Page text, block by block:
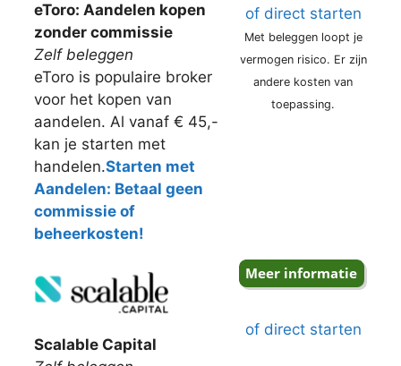
eToro: Aandelen kopen
zonder commissie
Zelf beleggen
eToro is populaire broker
voor het kopen van
aandelen. Al vanaf € 45,-
kan je starten met
handelen.Starten met
Aandelen: Betaal geen
commissie of
beheerkosten!
of direct starten
Met beleggen loopt je
vermogen risico. Er zijn
andere kosten van
toepassing.
Scalable Capital
of direct starten